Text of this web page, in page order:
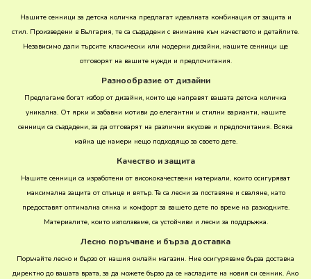
Нашите сенници за детска количка предлагат идеалната комбинация от защита и
стил. Произведени в България, те са създадени с внимание към качеството и детайлите.
Независимо дали търсите класически или модерни дизайни, нашите сенници ще
отговорят на вашите нужди и предпочитания.
Разнообразие от дизайни
Предлагаме богат избор от дизайни, които ще направят вашата детска количка
уникална. От ярки и забавни мотиви до елегантни и стилни варианти, нашите
сенници са създадени, за да отговарят на различни вкусове и предпочитания. Всяка
майка ще намери нещо подходящо за своето дете.
Качество и защита
Нашите сенници са изработени от висококачествени материали, които осигуряват
максимална защита от слънце и вятър. Те са лесни за поставяне и сваляне, като
предоставят оптимална сянка и комфорт за вашето дете по време на разходките.
Материалите, които използваме, са устойчиви и лесни за поддръжка.
Лесно поръчване и бърза доставка
Поръчайте лесно и бързо от нашия онлайн магазин. Ние осигуряваме бърза доставка
директно до вашата врата, за да можете бързо да се насладите на новия си сенник. Ако